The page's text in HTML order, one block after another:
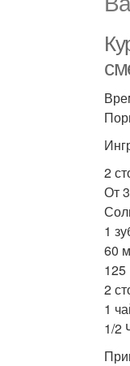
2
От
1
60
125
2
1
1/2